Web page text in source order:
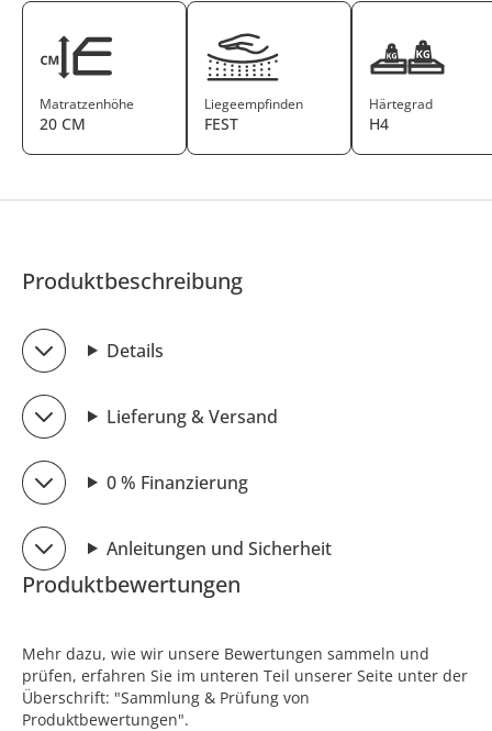
Matratzenhöhe
20 CM
Liegeempfinden
FEST
Härtegrad
H4
Produktbeschreibung
Details
Lieferung & Versand
0 % Finanzierung
Anleitungen und Sicherheit
Produktbewertungen
Mehr dazu, wie wir unsere Bewertungen sammeln und
prüfen, erfahren Sie im unteren Teil unserer Seite unter der
Überschrift: "Sammlung & Prüfung von
Produktbewertungen".